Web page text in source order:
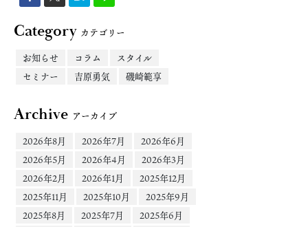
Categoryカテゴリー
お知らせ
コラム
スタイル
セミナー
吉原勇気 磯崎範享
Archive アーカイブ
2026年8月
2026年7月
2026年6月
2026年5月
2026年4月
2026年3月
2026年2月
2026年1月
2025年12月
2025年11月
2025年10月
2025年9月
2025年8月
2025年7月
2025年6月